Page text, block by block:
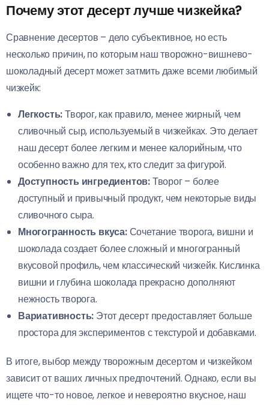
Почему этот десерт лучше чизкейка?
Сравнение десертов – дело субъективное, но есть
несколько причин, по которым наш творожно-вишнево-
шоколадный десерт может затмить даже всеми любимый
чизкейк:
Легкость:Творог, как правило, менее жирный, чем
сливочный сыр, используемый в чизкейках. Это делает
наш десерт более легким и менее калорийным, что
особенно важно для тех, кто следит за фигурой.
Доступность ингредиентов:Творог – более
доступный и привычный продукт, чем некоторые виды
сливочного сыра.
Многогранность вкуса:Сочетание творога, вишни и
шоколада создает более сложный и многогранный
вкусовой профиль, чем классический чизкейк. Кислинка
вишни и глубина шоколада прекрасно дополняют
нежность творога.
Вариативность: Этот десерт предоставляет больше
простора для экспериментов с текстурой и добавками.
В итоге, выбор между творожным десертом и чизкейком
зависит от ваших личных предпочтений. Однако, если вы
ищете что-то новое, легкое и невероятно вкусное, наш